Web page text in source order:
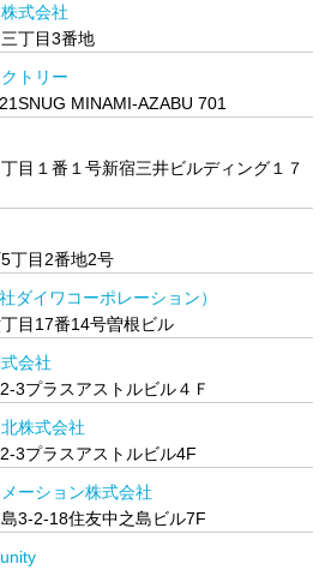
式会社
丁目3番地
トリー
MINAMI-AZABU 701
目１番１号新宿三井ビルディング１７
丁目2番地2号
ダイワコーポレーション）
目17番14号曽根ビル
会社
3プラスアストルビル４Ｆ
株式会社
3プラスアストルビル4F
ーション株式会社
3-2-18住友中之島ビル7F